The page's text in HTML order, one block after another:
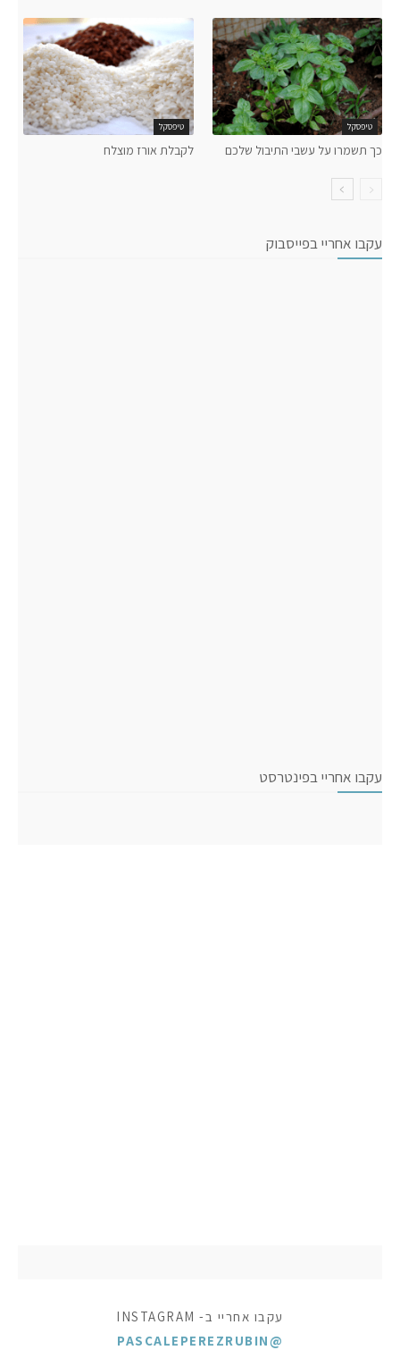
טיפסקל
כך תשמרו על עשבי התיבול שלכם
טיפסקל
לקבלת אורז מוצלח
עקבו אחריי בפייסבוק
עקבו אחריי בפינטרסט
עקבו אחריי ב- INSTAGRAM
@PASCALEPEREZRUBIN